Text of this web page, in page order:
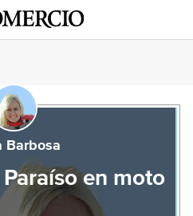
Barbosa
en moto